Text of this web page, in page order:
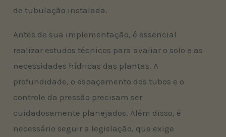
de tubulação instalada.
Antes de sua implementação, é essencial
realizar estudos técnicos para avaliar o solo e as
necessidades hídricas das plantas. A
profundidade, o espaçamento dos tubos e o
controle da pressão precisam ser
cuidadosamente planejados. Além disso, é
necessário seguir a legislação, que exige